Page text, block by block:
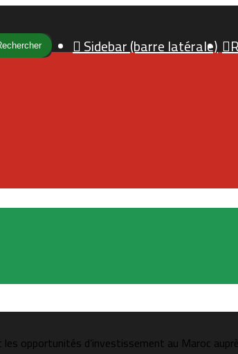
Sidebar (barre latérale)
opportunités d’investissement au Maroc